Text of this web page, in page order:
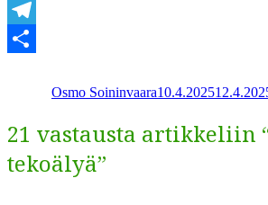
WhatsApp
Telegram
Osmo Soininvaara10.4.2025
21 vastausta artikkeliin
tekoälyä”